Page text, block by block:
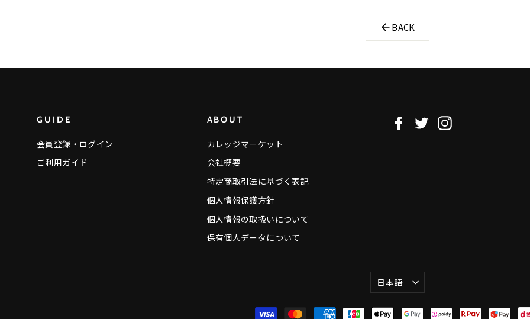
BACK
GUIDE
会員登録・ログイン
ご利用ガイド
ABOUT
カレッジマーケット
会社概要
特定商取引法に基づく表記
個人情報保護方針
個人情報の取扱いについて
保有個人データについて
Facebook
Twitter
言
語
日本語